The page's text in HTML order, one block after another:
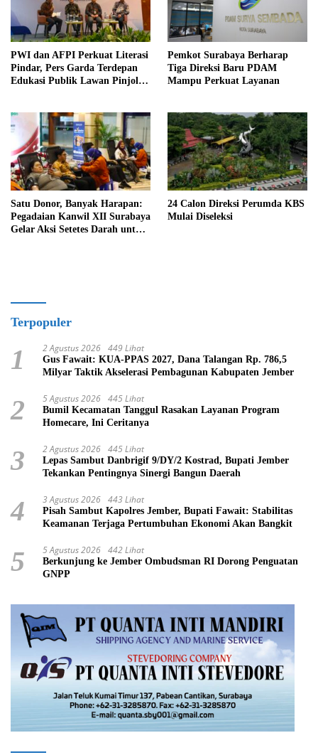
PWI dan AFPI Perkuat Literasi
Pindar, Pers Garda Terdepan
Edukasi Publik Lawan Pinjol
Pemkot Surabaya Berharap
Tiga Direksi Baru PDAM
Mampu Perkuat Layanan
Satu Donor, Banyak Harapan:
Pegadaian Kanwil XII Surabaya
Gelar Aksi Setetes Darah untuk
24 Calon Direksi Perumda KBS
Mulai Diseleksi
Terpopuler
1 2 Agustus 2026 449 Lihat
Gus Fawait: KUA-PPAS 2027, Dana Talangan Rp. 786,5
Milyar Taktik Akselerasi Pembagunan Kabupaten Jember
2 5 Agustus 2026 445 Lihat
Bumil Kecamatan Tanggul Rasakan Layanan Program
Homecare, Ini Ceritanya
3 2 Agustus 2026 445 Lihat
Lepas Sambut Danbrigif 9/DY/2 Kostrad, Bupati Jember
Tekankan Pentingnya Sinergi Bangun Daerah
4 3 Agustus 2026 443 Lihat
Pisah Sambut Kapolres Jember, Bupati Fawait: Stabilitas
Keamanan Terjaga Pertumbuhan Ekonomi Akan Bangkit
5 5 Agustus 2026 442 Lihat
Berkunjung ke Jember Ombudsman RI Dorong Penguatan
GNPP